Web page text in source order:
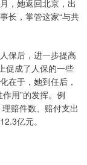
，她返回北京，出
长，掌管这家“与共
保后，进一步提高
促成了人保的一些
在于，她到任后，
用”的发挥。例
赔件数、赔付支出
亿元。